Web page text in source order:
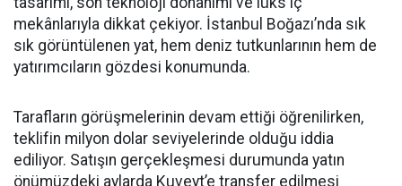
mekânlarıyla dikkat çekiyor. İstanbul Boğazı’nda sık
sık görüntülenen yat, hem deniz tutkunlarının hem de
yatırımcıların gözdesi konumunda.
Tarafların görüşmelerinin devam ettiği öğrenilirken,
teklifin milyon dolar seviyelerinde olduğu iddia
ediliyor. Satışın gerçekleşmesi durumunda yatın
önümüzdeki aylarda Kuveyt’e transfer edilmesi